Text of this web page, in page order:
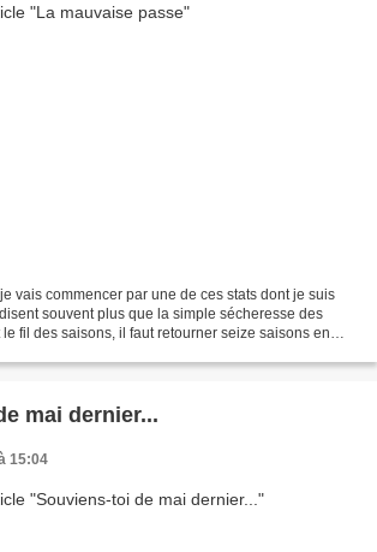
vais commencer par une de ces stats dont je suis
souvent plus que la simple sécheresse des
fil des saisons, il faut retourner seize saisons en
mai dernier...
15:04